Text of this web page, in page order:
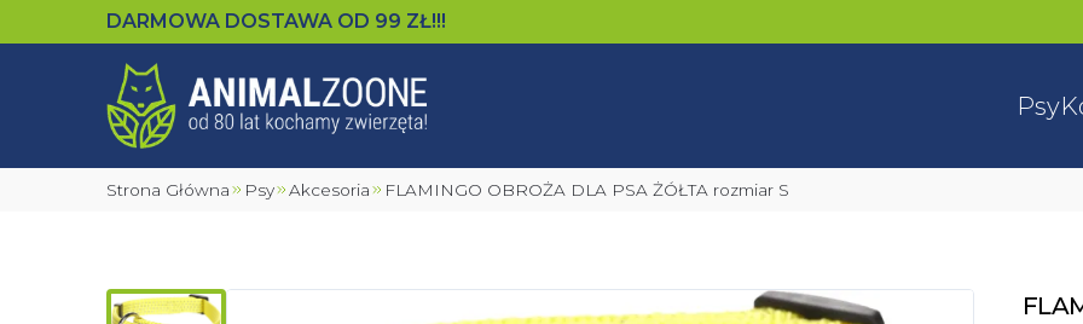
DARMOWA DOSTAWA OD 99 ZŁ!!!
Psy
Strona Główna Psy Akcesoria FLAMINGO OBROŻA DLA PSA ŻÓŁTA rozmiar S